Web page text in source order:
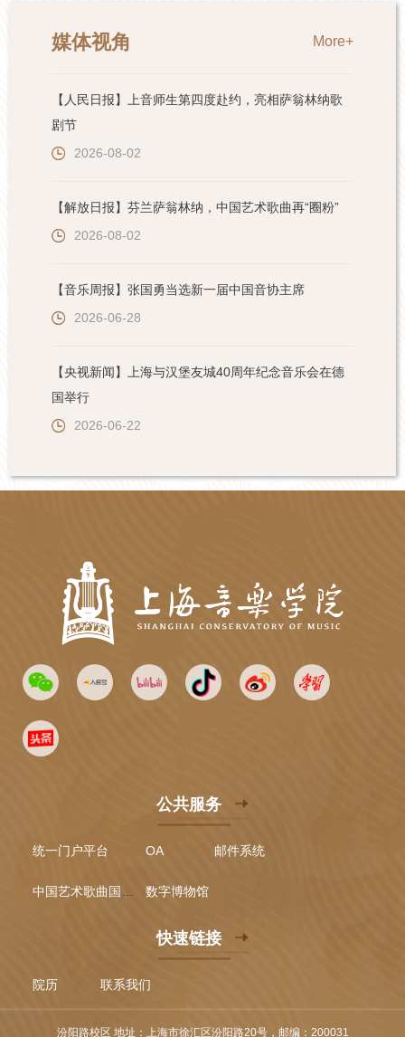
媒体视角 More+
【人民日报】上音师生第四度赴约，亮相萨翁林纳歌
剧节
2026-08-02
【解放日报】芬兰萨翁林纳，中国艺术歌曲再“圈粉”
2026-08-02
【音乐周报】张国勇当选新一届中国音协主席
2026-06-28
【央视新闻】上海与汉堡友城40周年纪念音乐会在德
国举行
2026-06-22
公共服务
统一门户平台 OA 邮件系统
数字博物馆
快速链接
院历 联系我们
汾阳路校区 地址：上海市徐汇区汾阳路20号，邮编：200031